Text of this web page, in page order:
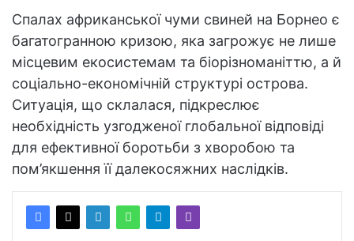
Спалах африканської чуми свиней на Борнео є
багатогранною кризою, яка загрожує не лише
місцевим екосистемам та біорізноманіттю, а й
соціально-економічній структурі острова.
Ситуація, що склалася, підкреслює
необхідність узгодженої глобальної відповіді
для ефективної боротьби з хворобою та
пом’якшення її далекосяжних наслідків.